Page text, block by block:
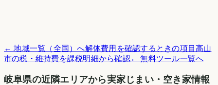
← 地域一覧（全国）へ解体費用を確認するときの項目高山
市の税・維持費を課税明細から確認← 無料ツール一覧へ
岐阜県の近隣エリアから実家じまい・空き家情報